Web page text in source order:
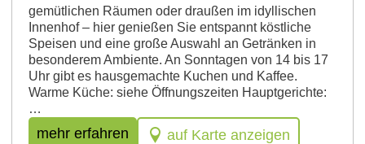
gemütlichen Räumen oder draußen im idyllischen
Innenhof – hier genießen Sie entspannt köstliche
Speisen und eine große Auswahl an Getränken in
besonderem Ambiente. An Sonntagen von 14 bis 17
Uhr gibt es hausgemachte Kuchen und Kaffee.
Warme Küche: siehe Öffnungszeiten Hauptgerichte:
…
mehr erfahren auf Karte anzeigen